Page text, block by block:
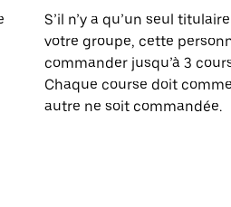
S’il n’y a qu’un seul
votre groupe, cette
commander jusqu’à 3
Chaque course doit
autre ne soit commandée.